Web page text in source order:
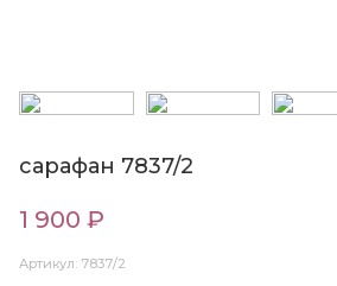
сарафан 7837/2
1 900 ₽
Артикул: 7837/2